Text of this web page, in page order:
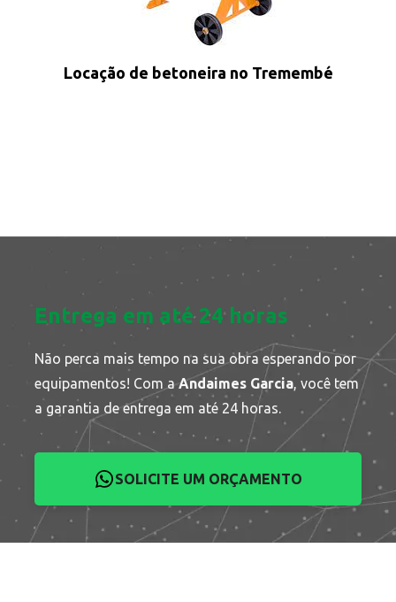
Locação de betoneira no Tremembé
Entrega em até 24 horas
Não perca mais tempo na sua obra esperando por
equipamentos! Com aAndaimes Garcia , você tem
a garantia de entrega em até 24 horas.
SOLICITE UM ORÇAMENTO